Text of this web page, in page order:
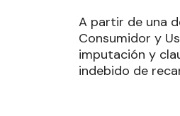
A partir de una
Consumidor y
imputación y
indebido de